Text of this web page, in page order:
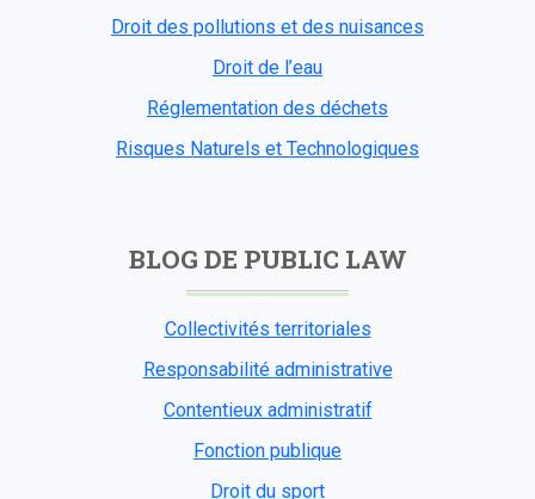
Droit des pollutions et des nuisances
Droit de l’eau
Réglementation des déchets
Risques Naturels et Technologiques
BLOG DE PUBLIC LAW
Collectivités territoriales
Responsabilité administrative
Contentieux administratif
Fonction publique
Droit du sport